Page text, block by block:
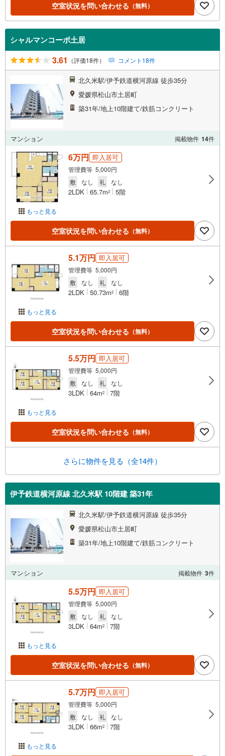
空室状況を問い合わせる （無料）
シャルマンコーポ土居
3.61 （評価18件） コメント18件
北久米駅/伊予鉄道横河原線 徒歩35分
愛媛県松山市土居町
築31年/地上10階建て/鉄筋コンクリート
マンション 掲載物件 14件
もっと見る
6万円 即入居可
管理費等 5,000円
敷
なし 礼 なし
2LDK 65.7m2 5階
空室状況を問い合わせる （無料）
もっと見る
5.1万円 即入居可
管理費等 5,000円
敷
なし 礼 なし
2LDK 50.73m2 6階
空室状況を問い合わせる （無料）
もっと見る
5.5万円 即入居可
管理費等 5,000円
敷
なし 礼 なし
3LDK 64m2 7階
空室状況を問い合わせる （無料）
さらに物件を見る（全14件）
伊予鉄道横河原線 北久米駅 10階建 築31年
北久米駅/伊予鉄道横河原線 徒歩35分
愛媛県松山市土居町
築31年/地上10階建て/鉄筋コンクリート
マンション 掲載物件 3件
もっと見る
5.5万円 即入居可
管理費等 5,000円
敷
なし 礼 なし
3LDK 64m2 7階
空室状況を問い合わせる （無料）
もっと見る
5.7万円 即入居可
管理費等 5,000円
敷
なし 礼 なし
3LDK 66m2 7階